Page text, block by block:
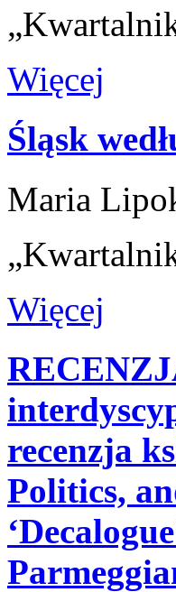
Więcej
Śląsk
Maria
Więcej
recenzja
Politics,